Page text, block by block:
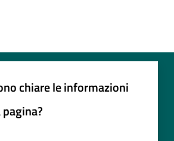
chiare le informazioni